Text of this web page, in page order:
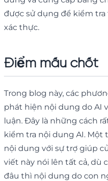
được sử dụng để kiểm
xác thực.
Điểm mấu chốt
Trong blog này, các
phát hiện nội dung do AI
luận. Đây là những cách
kiểm tra nội dung AI. Một
nội dung với sự trợ giúp
viết này nói lên tất cả, dù
đâu thì nội dung do con